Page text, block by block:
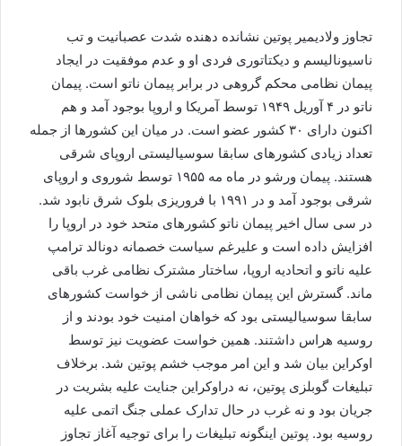
تجاوز ولادیمیر پوتین نشانده دهنده شدت عصبانیت و تب
ناسیونالیسم و دیکتاتوری فردی او و عدم موفقیت در ایجاد
پیمان نظامی محکم گروهی در برابر پیمان ناتو است. پیمان
ناتو در ۴ آوریل ۱۹۴۹ توسط آمریکا و اروپا بوجود آمد و هم
اکنون دارای ۳۰ کشور عضو است. در میان این کشورها از جمله
تعداد زیادی کشورهای سابقا سوسیالیستی اروپای شرقی
هستند. پیمان ورشو در ماه مه ۱۹۵۵ توسط شوروی و اروپای
شرقی بوجود آمد و در ۱۹۹۱ با فروریزی بلوک شرق نابود شد.
در سی سال اخیر پیمان ناتو کشورهای متحد خود در اروپا را
افزایش داده است و علیرغم سیاست خصمانه دونالد ترامپ
علیه ناتو و اتحادیه اروپا، ساختار مشترک نظامی غرب باقی
ماند. گسترش این پیمان نظامی ناشی از خواست کشورهای
سابقا سوسیالیستی بود که خواهان امنیت خود بودند و از
روسیه هراس داشتند. همین خواست عضویت نیز توسط
اوکراین بیان شد و این امر موجب خشم پوتین شد. برخلاف
تبلیغات گوبلزی پوتین، نه دراوکراین جنایت علیه بشریت در
جریان بود و نه غرب در حال تدارک عملی جنگ اتمی علیه
روسیه بود. پوتین اینگونه تبلیغات را برای توجیه آغاز تجاوز